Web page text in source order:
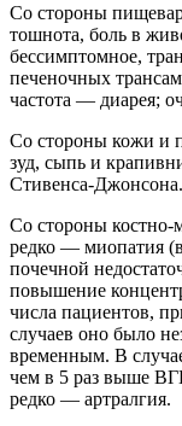
Со стороны
тошнота, боль в
бессимптомное,
печеночных
частота — диарея;
Со стороны кожи и
зуд, сыпь и
Стивенса-Джонсона.
Со стороны
редко — миопатия
почечной
повышение
числа пациентов,
случаев оно было
временным. В
чем в 5 раз выше
редко — артралгия.